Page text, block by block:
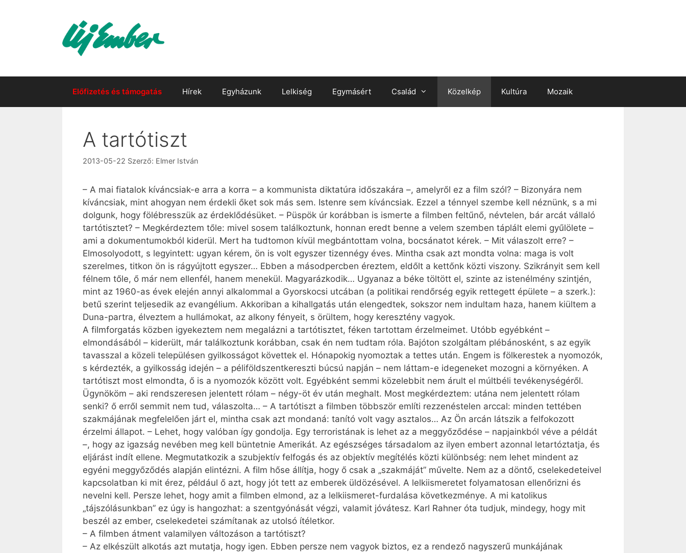
Előfizetés és támogatás Hírek Egyházunk Lelkiség Egymásért Család Közelkép Kultúra Mozaik
A tartótiszt
2013-05-22 Szerző: Elmer István
– A mai fiatalok kíváncsiak-e arra a korra – a kommunista diktatúra időszakára –, amelyről ez a film szól? – Bizonyára nem
kíváncsiak, mint ahogyan nem érdekli őket sok más sem. Istenre sem kíváncsiak. Ezzel a ténnyel szembe kell néznünk, s a mi
dolgunk, hogy fölébresszük az érdeklődésüket. – Püspök úr korábban is ismerte a filmben feltűnő, névtelen, bár arcát vállaló
tartótisztet? – Megkérdeztem tőle: mivel sosem találkoztunk, honnan eredt benne a velem szemben táplált elemi gyűlölete –
ami a dokumentumokból kiderül. Mert ha tudtomon kívül megbántottam volna, bocsánatot kérek. – Mit válaszolt erre? –
Elmosolyodott, s legyintett: ugyan kérem, ön is volt egyszer tizennégy éves. Mintha csak azt mondta volna: maga is volt
szerelmes, titkon ön is rágyújtott egyszer… Ebben a másodpercben éreztem, eldőlt a kettőnk közti viszony. Szikrányit sem kell
félnem tőle, ő már nem ellenfél, hanem menekül. Magyarázkodik… Ugyanaz a béke töltött el, szinte az istenélmény szintjén,
mint az 1960-as évek elején annyi alkalommal a Gyorskocsi utcában (a politikai rendőrség egyik rettegett épülete – a szerk.):
betű szerint teljesedik az evangélium. Akkoriban a kihallgatás után elengedtek, sokszor nem indultam haza, hanem kiültem a
Duna-partra, élveztem a hullámokat, az alkony fényeit, s örültem, hogy keresztény vagyok.
A filmforgatás közben igyekeztem nem megalázni a tartótisztet, féken tartottam érzelmeimet. Utóbb egyébként –
elmondásából – kiderült, már találkoztunk korábban, csak én nem tudtam róla. Bajóton szolgáltam plébánosként, s az egyik
tavasszal a közeli településen gyilkosságot követtek el. Hónapokig nyomoztak a tettes után. Engem is fölkerestek a nyomozók,
s kérdezték, a gyilkosság idején – a péliföldszentkereszti búcsú napján – nem láttam-e idegeneket mozogni a környéken. A
tartótiszt most elmondta, ő is a nyomozók között volt. Egyébként semmi közelebbit nem árult el múltbéli tevékenységéről.
Ügynököm – aki rendszeresen jelentett rólam – négy-öt év után meghalt. Most megkérdeztem: utána nem jelentett rólam
senki? ő erről semmit nem tud, válaszolta… – A tartótiszt a filmben többször említi rezzenéstelen arccal: minden tettében
szakmájának megfelelően járt el, mintha csak azt mondaná: tanító volt vagy asztalos… Az Ön arcán látszik a felfokozott
érzelmi állapot. – Lehet, hogy valóban így gondolja. Egy terroristának is lehet az a meggyőződése – napjainkból véve a példát
–, hogy az igazság nevében meg kell büntetnie Amerikát. Az egészséges társadalom az ilyen embert azonnal letartóztatja, és
eljárást indít ellene. Megmutatkozik a szubjektív felfogás és az objektív megítélés közti különbség: nem lehet mindent az
egyéni meggyőződés alapján elintézni. A film hőse állítja, hogy ő csak a „szakmáját” művelte. Nem az a döntő, cselekedeteivel
kapcsolatban ki mit érez, például ő azt, hogy jót tett az emberek üldözésével. A lelkiismeretet folyamatosan ellenőrizni és
nevelni kell. Persze lehet, hogy amit a filmben elmond, az a lelkiismeret-furdalása következménye. A mi katolikus
„tájszólásunkban” ez úgy is hangozhat: a szentgyónását végzi, valamit jóvátesz. Karl Rahner óta tudjuk, mindegy, hogy mit
beszél az ember, cselekedetei számítanak az utolsó ítéletkor.
– A filmben átment valamilyen változáson a tartótiszt?
– Az elkészült alkotás azt mutatja, hogy igen. Ebben persze nem vagyok biztos, ez a rendező nagyszerű munkájának